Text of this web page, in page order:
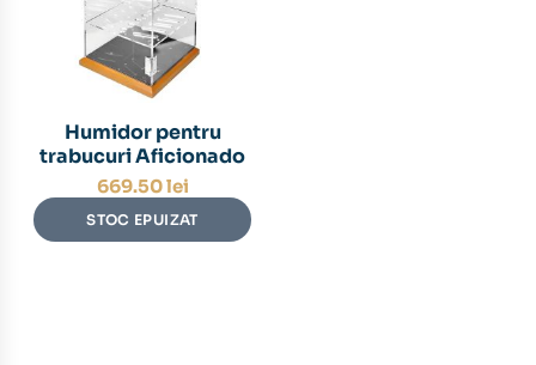
Humidor pentru
trabucuri Aficionado
669.50lei
STOC EPUIZAT